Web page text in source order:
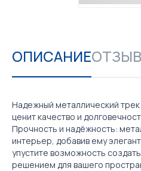
ОПИСАНИЕ
Надежный металлический трек
ценит качество и
Прочность и надёжность:
интерьер, добавив ему
упустите возможность
решением для вашего